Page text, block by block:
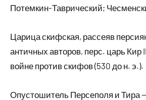
Потемкин-Таврический;
Царица скифская, рассеяв
античных авторов, перс. царь Кир
войне против скифов (530 до н. э.).
Опустошитель Персеполя и Тира